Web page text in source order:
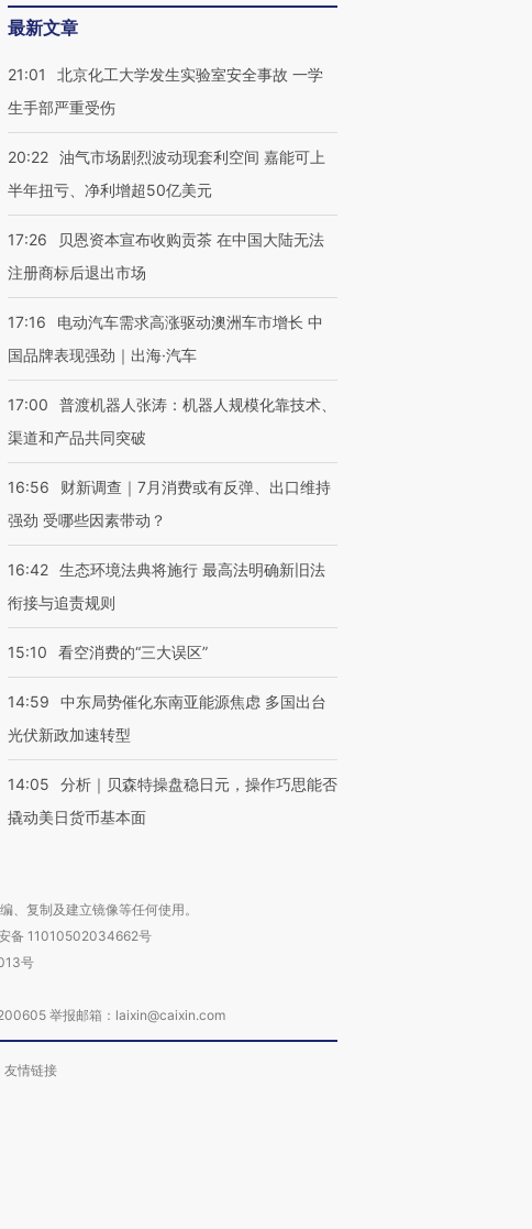
的吸金
什么让中产们甘
找虐”？
粒摇头丸 尿检体内含3种
毒品
育部长拱下台
走进第四届链博
数智科技“链”接产
【特别呈现】寻找100种
最新文章
21:01
北京化工大学发生实验室安全事故 一学
生手部严重受伤
20:22 油气市场剧烈波动现套利空间 嘉能可上
半年扭亏、净利增超50亿美元
17:26
贝恩资本宣布收购贡茶 在中国大陆无法
注册商标后退出市场
17:16
电动汽车需求高涨驱动澳洲车市增长 中
国品牌表现强劲｜出海·汽车
17:00
普渡机器人张涛：机器人规模化靠技术、
渠道和产品共同突破
16:56
财新调查｜7月消费或有反弹、出口维持
强劲 受哪些因素带动？
16:42 生态环境法典将施行 最高法明确新旧法
衔接与追责规则
15:10 看空消费的“三大误区”
14:59
中东局势催化东南亚能源焦虑 多国出台
光伏新政加速转型
14:05
分析｜贝森特操盘稳日元，操作巧思能否
撬动美日货币基本面
、复制及建立镜像等任何使用。
备 11010502034662号
号
举报邮箱：laixin@caixin.com
友情链接